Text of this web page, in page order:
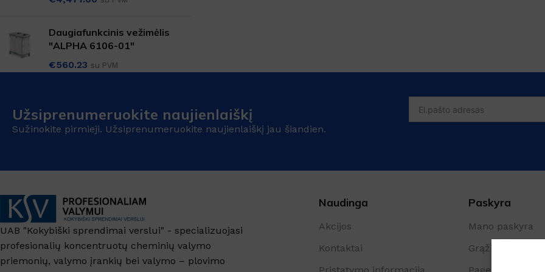
SANITARINĖS PATALPOS
Valikliai
Grindys, paviršiai
Langai, veidrodžiai
Skalbimo priemonės
emulsija GEL FRIGO
Daugiafunkcinis vežimėlis
"ALPHA 6106-01"
€560.23 su PVM
Užsiprenumeruokite naujienlaiškį
Sužinokite pirmieji. Užsiprenumeruokite naujienlaiškį jau šiandien.
UAB "Kokybiški sprendimai verslui" - specializuojasi
profesionalių koncentruotų cheminių valymo
priemonių, valymo įrankių bei valymo – plovimo
Naudinga
Akcijos
Kontaktai
Paskyra
Mano paskyra
Grąžinimo forma